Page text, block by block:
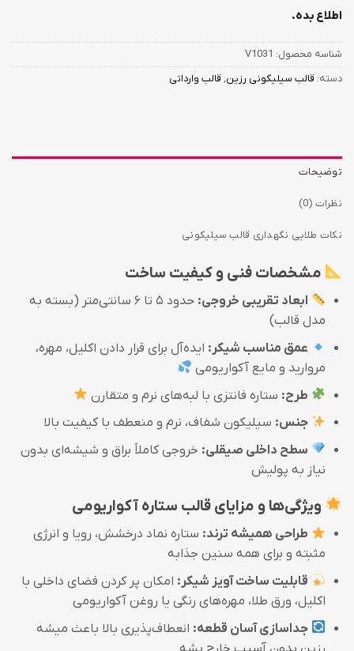
اطلاع بده.
شناسه محصول: V1031
دسته: قالب سیلیکونی رزین, قالب وارداتی
توضیحات
نظرات (0)
نکات طلایی نگهداری قالب سیلیکونی
مشخصات فنی و کیفیت ساخت
ابعاد تقریبی خروجی:
حدود ۵ تا ۶ سانتی‌متر (بسته به
مدل قالب)
عمق مناسب شیکر: ایده‌آل برای قرار دادن اکلیل، مهره،
مروارید و مایع آکواریومی
طرح: ستاره فانتزی با لبه‌های نرم و متقارن
جنس: سیلیکون شفاف، نرم و منعطف با کیفیت بالا
سطح داخلی صیقلی: خروجی کاملاً براق و شیشه‌ای بدون
نیاز به پولیش
ویژگی‌ها و مزایای قالب ستاره آکواریومی
طراحی همیشه ترند: ستاره نماد درخشش، رویا و انرژی
مثبته و برای همه سنین جذابه
قابلیت ساخت آویز شیکر: امکان پر کردن فضای داخلی با
اکلیل، ورق طلا، مهره‌های رنگی یا روغن آکواریومی
جداسازی آسان قطعه: انعطاف‌پذیری بالا باعث میشه